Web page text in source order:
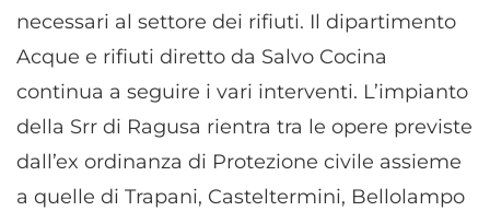
necessari al settore dei rifiuti. Il dipartimento
Acque e rifiuti diretto da Salvo Cocina
continua a seguire i vari interventi. L’impianto
della Srr di Ragusa rientra tra le opere previste
dall’ex ordinanza di Protezione civile assieme
a quelle di Trapani, Casteltermini, Bellolampo